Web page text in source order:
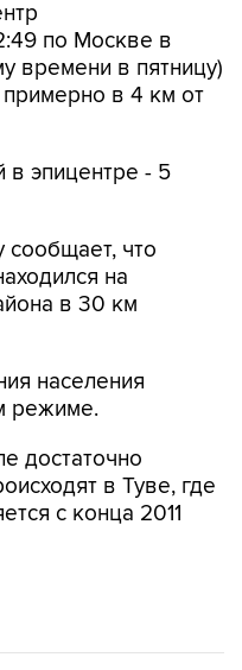
по Москве в
времени в пятницу)
в 4 км от
в эпицентре - 5
что
на
в 30 км
населения
режиме.
достаточно
в Туве, где
с конца 2011